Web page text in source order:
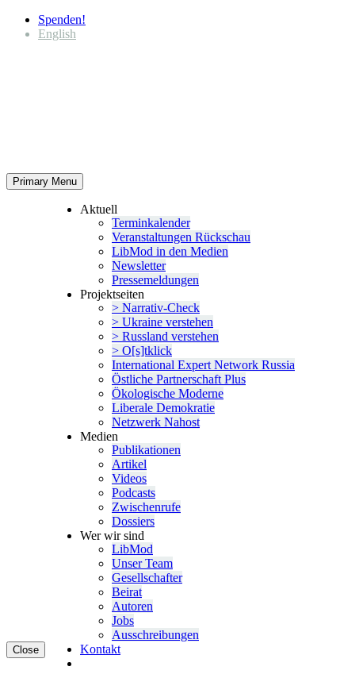
Spenden!
English
Primary Menu
Close
Aktuell
Termin­ka­lender
Veran­stal­tungen Rückschau
LibMod in den Medien
Newsletter
Presse­mel­dungen
Projekt­seiten
> Narrativ-Check
> Ukraine verstehen
> Russland verstehen
> O[s]tklick
Inter­na­tional Expert Network Russia
Östliche Partner­schaft Plus
Ökolo­gische Moderne
Liberale Demokratie
Netzwerk Nahost
Medien
Publi­ka­tionen
Artikel
Videos
Podcasts
Zwischenrufe
Dossiers
Wer wir sind
LibMod
Unser Team
Gesell­schafter
Beirat
Autoren
Jobs
Ausschrei­bungen
Kontakt